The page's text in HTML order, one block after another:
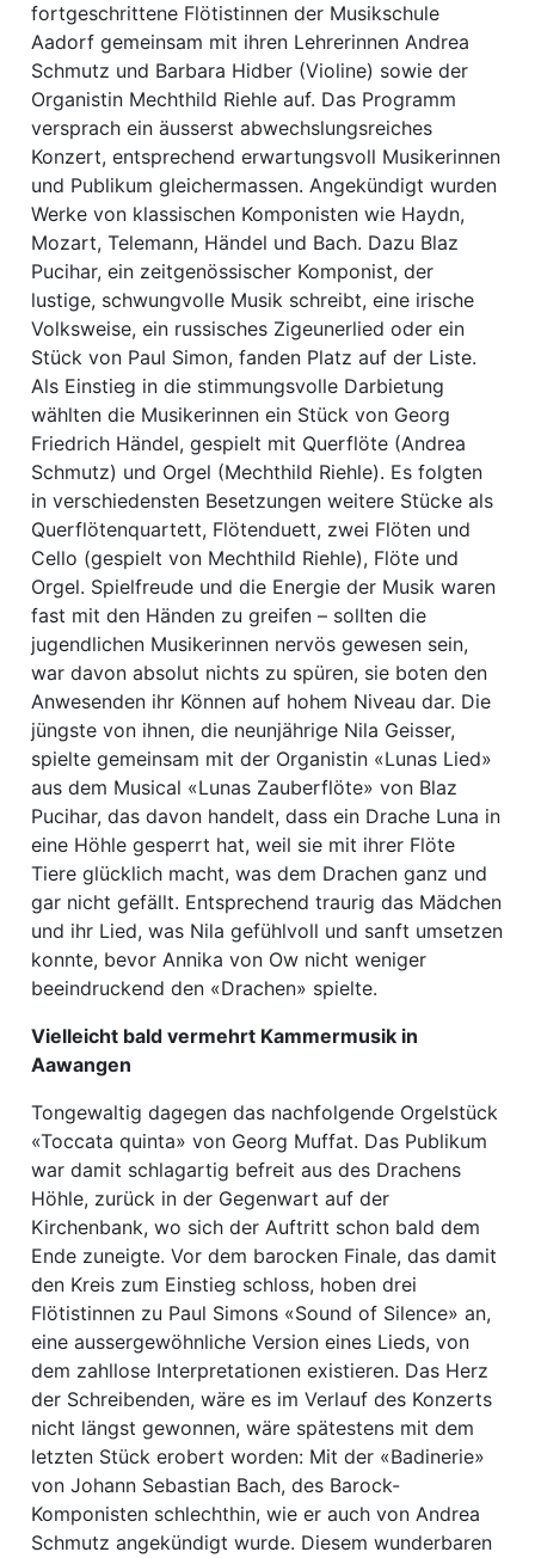
fortgeschrittene Flötistinnen der Musikschule
Aadorf gemeinsam mit ihren Lehrerinnen Andrea
Schmutz und Barbara Hidber (Violine) sowie der
Organistin Mechthild Riehle auf. Das Programm
versprach ein äusserst abwechslungsreiches
Konzert, entsprechend erwartungsvoll Musikerinnen
und Publikum gleichermassen. Angekündigt wurden
Werke von klassischen Komponisten wie Haydn,
Mozart, Telemann, Händel und Bach. Dazu Blaz
Pucihar, ein zeitgenössischer Komponist, der
lustige, schwungvolle Musik schreibt, eine irische
Volksweise, ein russisches Zigeunerlied oder ein
Stück von Paul Simon, fanden Platz auf der Liste.
Als Einstieg in die stimmungsvolle Darbietung
wählten die Musikerinnen ein Stück von Georg
Friedrich Händel, gespielt mit Querflöte (Andrea
Schmutz) und Orgel (Mechthild Riehle). Es folgten
in verschiedensten Besetzungen weitere Stücke als
Querflötenquartett, Flötenduett, zwei Flöten und
Cello (gespielt von Mechthild Riehle), Flöte und
Orgel. Spielfreude und die Energie der Musik waren
fast mit den Händen zu greifen – sollten die
jugendlichen Musikerinnen nervös gewesen sein,
war davon absolut nichts zu spüren, sie boten den
Anwesenden ihr Können auf hohem Niveau dar. Die
jüngste von ihnen, die neunjährige Nila Geisser,
spielte gemeinsam mit der Organistin «Lunas Lied»
aus dem Musical «Lunas Zauberflöte» von Blaz
Pucihar, das davon handelt, dass ein Drache Luna in
eine Höhle gesperrt hat, weil sie mit ihrer Flöte
Tiere glücklich macht, was dem Drachen ganz und
gar nicht gefällt. Entsprechend traurig das Mädchen
und ihr Lied, was Nila gefühlvoll und sanft umsetzen
konnte, bevor Annika von Ow nicht weniger
beeindruckend den «Drachen» spielte.
Vielleicht bald vermehrt Kammermusik in
Aawangen
Tongewaltig dagegen das nachfolgende Orgelstück
«Toccata quinta» von Georg Muffat. Das Publikum
war damit schlagartig befreit aus des Drachens
Höhle, zurück in der Gegenwart auf der
Kirchenbank, wo sich der Auftritt schon bald dem
Ende zuneigte. Vor dem barocken Finale, das damit
den Kreis zum Einstieg schloss, hoben drei
Flötistinnen zu Paul Simons «Sound of Silence» an,
eine aussergewöhnliche Version eines Lieds, von
dem zahllose Interpretationen existieren. Das Herz
der Schreibenden, wäre es im Verlauf des Konzerts
nicht längst gewonnen, wäre spätestens mit dem
letzten Stück erobert worden: Mit der «Badinerie»
von Johann Sebastian Bach, des Barock-
Komponisten schlechthin, wie er auch von Andrea
Schmutz angekündigt wurde. Diesem wunderbaren